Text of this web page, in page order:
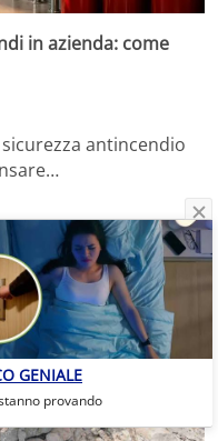
in azienda: come
antincendio
GENIALE
provando